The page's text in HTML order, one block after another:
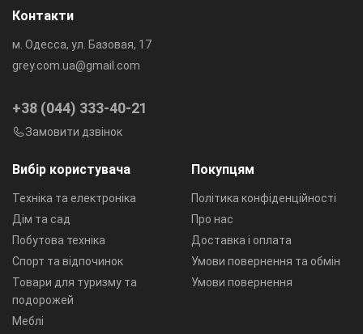
Вибір користувача
Техніка та електроніка
Дім та сад
Побутова техніка
Спорт та відпочинок
Товари для туризму та
подорожей
Меблі
Покупцям
Політика конфіденційності
Про нас
Доставка і оплата
Умови повернення та обмін
Умови повернення
Контакти
м. Одесса, ул. Базовая, 17
grey.com.ua@gmail.com
+38 (044) 333-40-21
Замовити дзвінок